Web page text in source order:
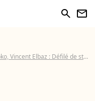
search newsletter
: Défilé de stars au gala de l'Opéra de Paris